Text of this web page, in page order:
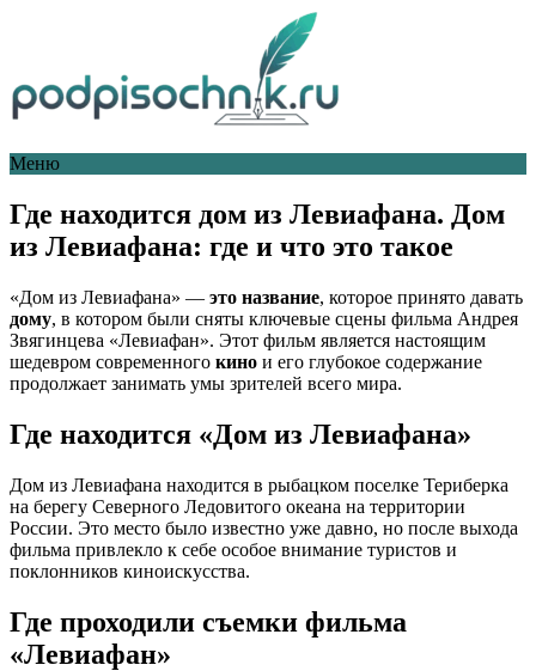
Меню
Где находится дом из Левиафана. Дом
из Левиафана: где и что это такое
«Дом из Левиафана» — это название, которое принято давать
дому, в котором были сняты ключевые сцены фильма Андрея
Звягинцева «Левиафан». Этот фильм является настоящим
шедевром современного кино и его глубокое содержание
продолжает занимать умы зрителей всего мира.
Где находится «Дом из Левиафана»
Дом из Левиафана находится в рыбацком поселке Териберка
на берегу Северного Ледовитого океана на территории
России. Это место было известно уже давно, но после выхода
фильма привлекло к себе особое внимание туристов и
поклонников киноискусства.
Где проходили съемки фильма
«Левиафан»